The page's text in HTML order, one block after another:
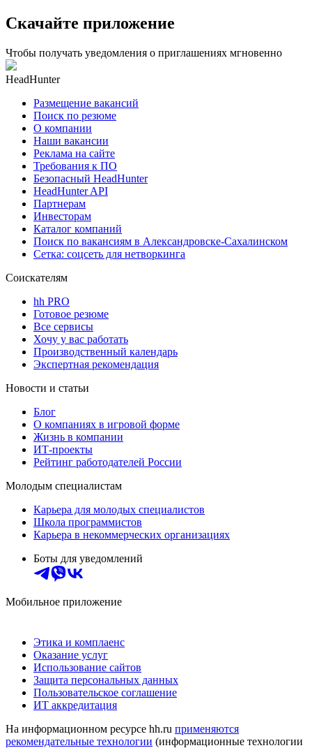
Скачайте приложение
Чтобы получать уведомления о приглашениях мгновенно
HeadHunter
Размещение вакансий
Поиск по резюме
О компании
Наши вакансии
Реклама на сайте
Требования к ПО
Безопасный HeadHunter
HeadHunter API
Партнерам
Инвесторам
Каталог компаний
Поиск по вакансиям в Александровске-Сахалинском
Сетка: соцсеть для нетворкинга
Соискателям
hh PRO
Готовое резюме
Все сервисы
Хочу у вас работать
Производственный календарь
Экспертная рекомендация
Новости и статьи
Блог
О компаниях в игровой форме
Жизнь в компании
ИТ-проекты
Рейтинг работодателей России
Молодым специалистам
Карьера для молодых специалистов
Школа программистов
Карьера в некоммерческих организациях
Боты для уведомлений
Мобильное приложение
Этика и комплаенс
Оказание услуг
Использование сайтов
Защита персональных данных
Пользовательское соглашение
ИТ аккредитация
На информационном ресурсе hh.ru применяются
рекомендательные технологии (информационные технологии